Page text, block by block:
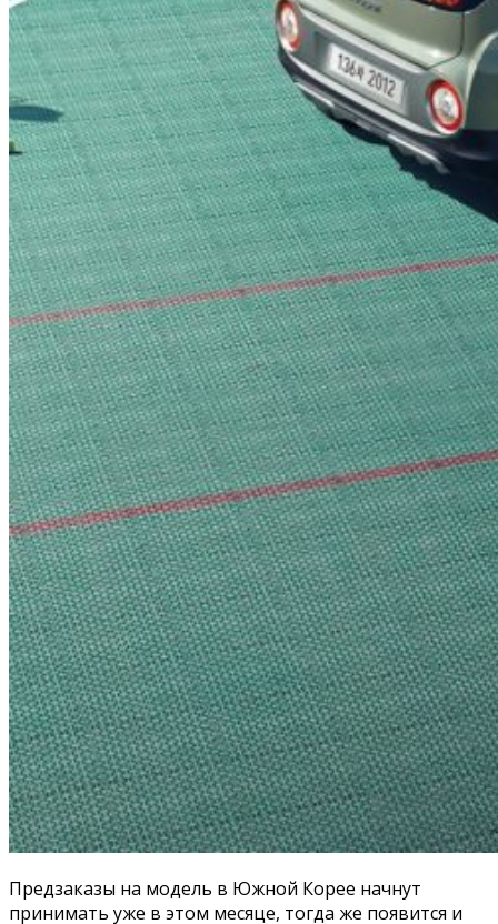
Предзаказы на модель в Южной Корее начнут
принимать уже в этом месяце, тогда же появится и